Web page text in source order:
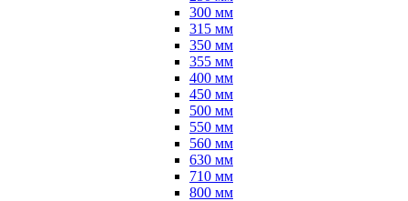
300 мм
315 мм
350 мм
355 мм
400 мм
450 мм
500 мм
550 мм
560 мм
630 мм
710 мм
800 мм